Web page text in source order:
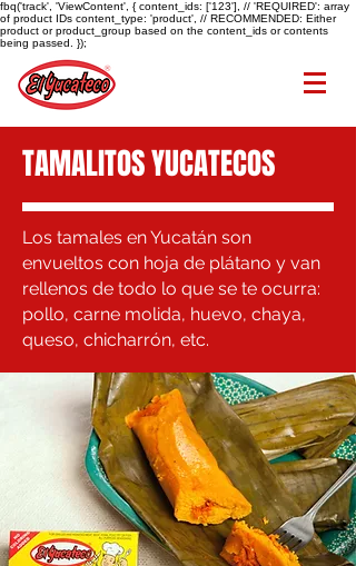
fbq('track', 'ViewContent', { content_ids: ['123'], // 'REQUIRED': array
of product IDs content_type: 'product', // RECOMMENDED: Either
product or product_group based on the content_ids or contents
being passed. });
TAMALITOS YUCATECOS
Los tamales en Yucatán son
envueltos con hoja de plátano y van
rellenos de todo lo que se te ocurra:
pollo, carne molida, huevo, chaya,
queso, chicharrón, etc.